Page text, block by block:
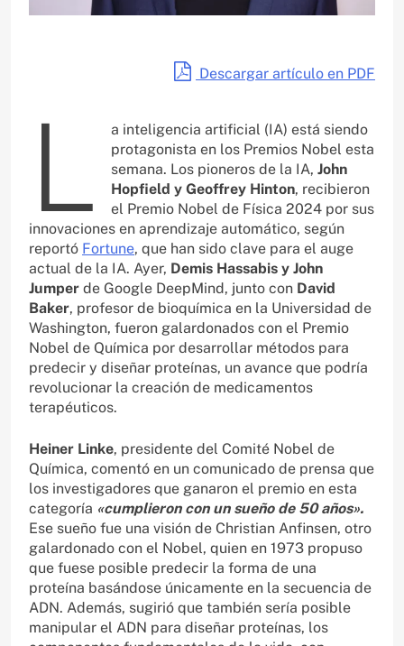
Descargar artículo en PDF
L
a inteligencia artificial (IA) está siendo
protagonista en los Premios Nobel esta
semana. Los pioneros de la IA,John
Hopfield y Geoffrey Hinton, recibieron
el Premio Nobel de Física 2024 por sus
innovaciones en aprendizaje automático, según
reportó Fortune, que han sido clave para el auge
actual de la IA. Ayer, Demis Hassabis y John
Jumper de Google DeepMind, junto con David
Baker, profesor de bioquímica en la Universidad de
Washington, fueron galardonados con el Premio
Nobel de Química por desarrollar métodos para
predecir y diseñar proteínas, un avance que podría
revolucionar la creación de medicamentos
terapéuticos.
Heiner Linke, presidente del Comité Nobel de
Química, comentó en un comunicado de prensa que
los investigadores que ganaron el premio en esta
categoría «cumplieron con un sueño de 50 años».
Ese sueño fue una visión de Christian Anfinsen, otro
galardonado con el Nobel, quien en 1973 propuso
que fuese posible predecir la forma de una
proteína basándose únicamente en la secuencia de
ADN. Además, sugirió que también sería posible
manipular el ADN para diseñar proteínas, los